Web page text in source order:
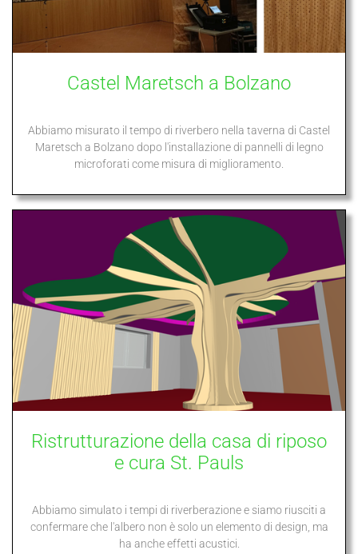
Castel Maretsch a Bolzano
Abbiamo misurato il tempo di riverbero nella taverna di Castel
Maretsch a Bolzano dopo l'installazione di pannelli di legno
microforati come misura di miglioramento.
Ristrutturazione della casa di riposo
e cura St. Pauls
Abbiamo simulato i tempi di riverberazione e siamo riusciti a
confermare che l'albero non è solo un elemento di design, ma
ha anche effetti acustici.